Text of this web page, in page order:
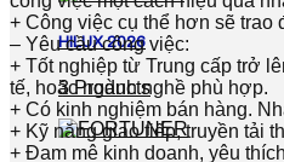
HILUX 2026
3 Products
+ Công việc cụ thể hơn sẽ trao
– Yêu cầu công việc:
+ Tốt nghiệp từ Trung cấp trở
tế, hoặc ngành nghề phù hợp.
+ Có kinh nghiệm bán hàng.
+ Kỹ năng giao tiếp, truyền tải
+ Đam mê kinh doanh, yêu